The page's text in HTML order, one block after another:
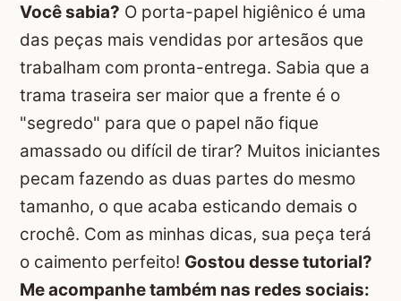
Você sabia? O porta-papel higiênico é uma
das peças mais vendidas por artesãos que
trabalham com pronta-entrega. Sabia que a
trama traseira ser maior que a frente é o
"segredo" para que o papel não fique
amassado ou difícil de tirar? Muitos iniciantes
pecam fazendo as duas partes do mesmo
tamanho, o que acaba esticando demais o
crochê. Com as minhas dicas, sua peça terá
o caimento perfeito! Gostou desse tutorial?
Me acompanhe também nas redes sociais: